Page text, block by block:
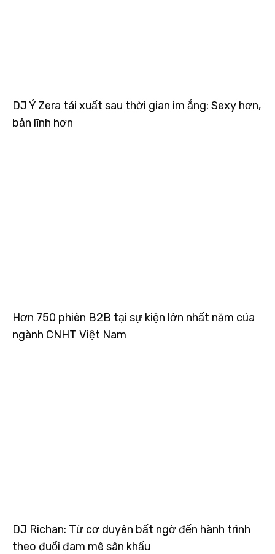
DJ Ý Zera tái xuất sau thời gian im ắng: Sexy hơn,
bản lĩnh hơn
Hơn 750 phiên B2B tại sự kiện lớn nhất năm của
ngành CNHT Việt Nam
DJ Richan: Từ cơ duyên bất ngờ đến hành trình
theo đuổi đam mê sân khấu